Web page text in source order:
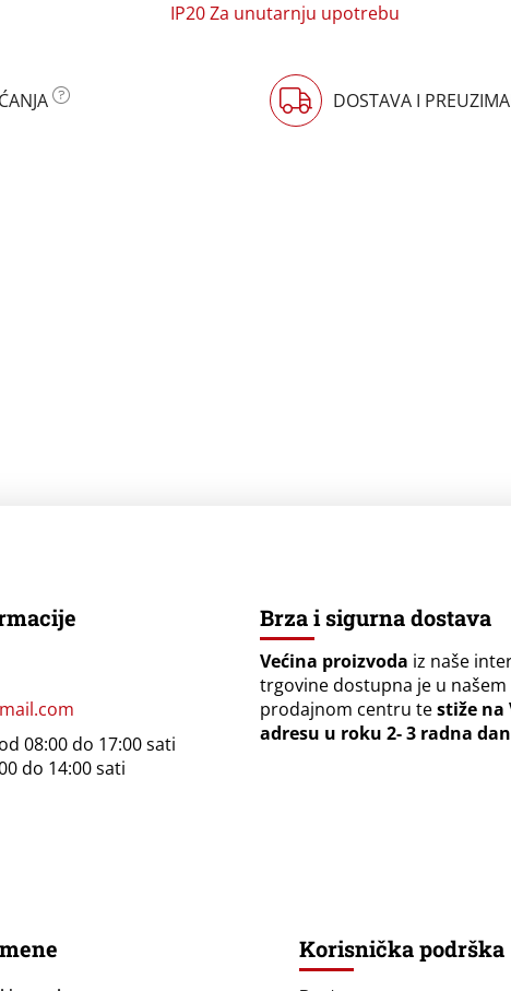
IP20 Za unutarnju upotrebu
DOSTAVA I
08:00 do 17:00 sati
do 14:00 sati
Brza i sigurna dostava
Većina proizvoda iz naše
trgovine dostupna je u našem
prodajnom centru testiže na
adresu u roku 2- 3 radna
Korisnička podrška